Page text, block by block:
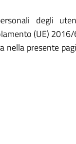
degli
(UE)
presente